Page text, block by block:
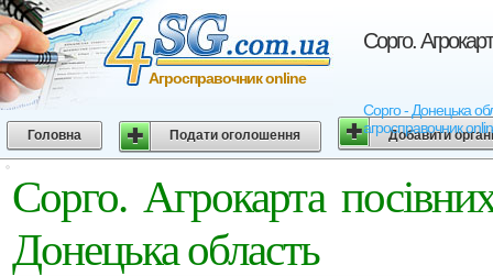
Сорго.
Сорго - Донецька
агросправочник
Агросправочник online
Головна Подати оголошення Добавити
Сорго. Агрокарта
Донецька область